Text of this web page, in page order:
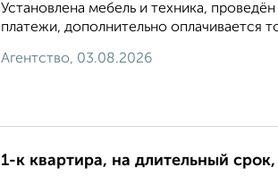
Установлена мебель и техника,
платежи, дополнительно оплачивается
Агентство, 03.08.2026
1-к квартира, на длительный